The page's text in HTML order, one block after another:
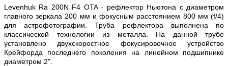
Levenhuk Ra 200N F4 OTA - рефлектор Ньютона с диаметром
главного зеркала 200 мм и фокусным расстоянием 800 мм (f/4)
для астрофотографии. Труба рефлектора выполнена по
классической технологии из металла. На данной трубе
установлено двухскоростное фокусировочное устройство
Крейфорда последнего поколения на линейном подшипнике
диаметром 2".